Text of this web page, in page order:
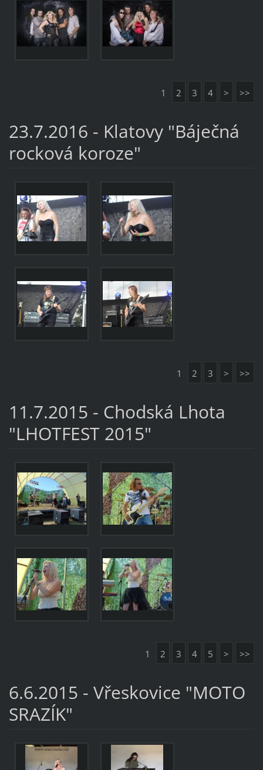
1 2 3 4 > >>
23.7.2016 - Klatovy "Báječná
rocková koroze"
1 2 3 > >>
11.7.2015 - Chodská Lhota
"LHOTFEST 2015"
1 2 3 4 5 > >>
6.6.2015 - Vřeskovice "MOTO
SRAZÍK"